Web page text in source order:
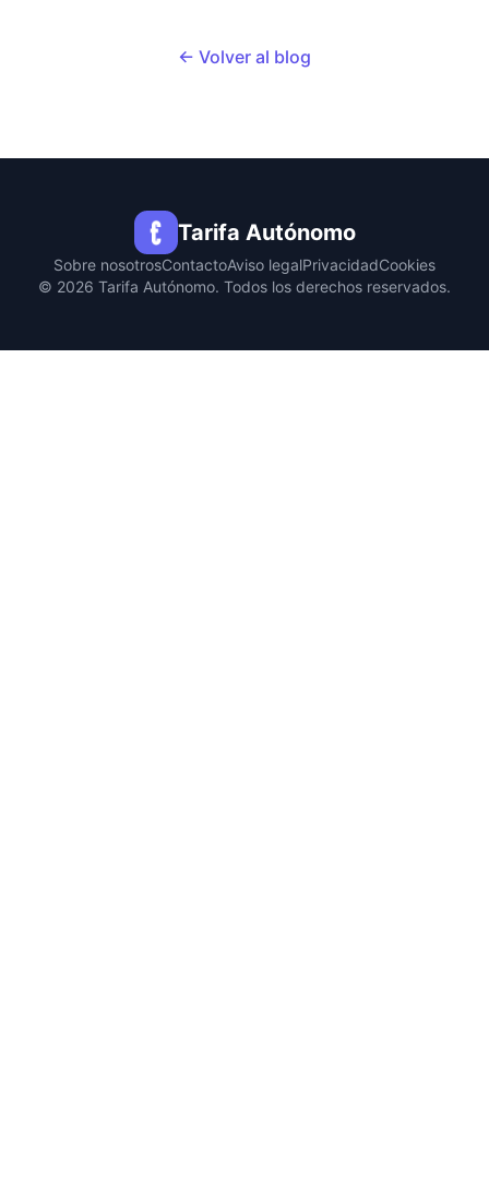
← Volver al blog
Tarifa Autónomo
Sobre nosotrosContactoAviso legalPrivacidadCookies
© 2026 Tarifa Autónomo. Todos los derechos reservados.